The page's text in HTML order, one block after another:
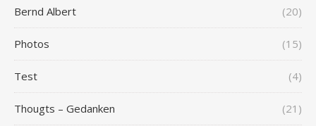
Bernd Albert (20)
Photos (15)
Test (4)
Thougts – Gedanken (21)